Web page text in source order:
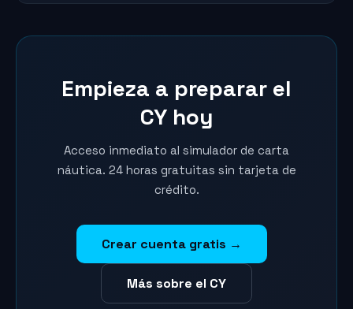
Empieza a preparar el
CY hoy
Acceso inmediato al simulador de carta
náutica. 24 horas gratuitas sin tarjeta de
crédito.
Crear cuenta gratis →
Más sobre el CY